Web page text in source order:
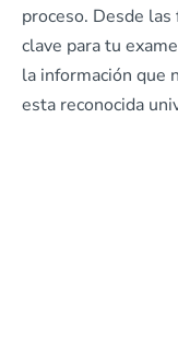
proceso. Desde
clave para tu
la información que
esta reconocida